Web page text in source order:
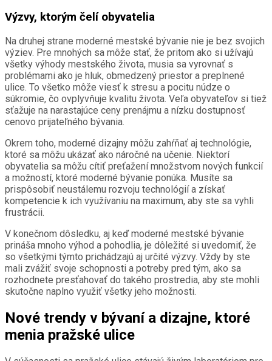
Výzvy, ktorým čelí obyvatelia
Na druhej strane moderné mestské bývanie nie je bez svojich
výziev. Pre mnohých sa môže stať, že pritom ako si užívajú
všetky výhody mestského života, musia sa vyrovnať s
problémami ako je hluk, obmedzený priestor a preplnené
ulice. To všetko môže viesť k stresu a pocitu núdze o
súkromie, čo ovplyvňuje kvalitu života. Veľa obyvateľov si tiež
sťažuje na narastajúce ceny prenájmu a nízku dostupnosť
cenovo prijateľného bývania.
Okrem toho, moderné dizajny môžu zahŕňať aj technológie,
ktoré sa môžu ukázať ako náročné na učenie. Niektorí
obyvatelia sa môžu cítiť preťažení množstvom nových funkcií
a možností, ktoré moderné bývanie ponúka. Musíte sa
prispôsobiť neustálemu rozvoju technológií a získať
kompetencie k ich využívaniu na maximum, aby ste sa vyhli
frustrácii.
V konečnom dôsledku, aj keď moderné mestské bývanie
prináša mnoho výhod a pohodlia, je dôležité si uvedomiť, že
so všetkými týmto prichádzajú aj určité výzvy. Vždy by ste
mali zvážiť svoje schopnosti a potreby pred tým, ako sa
rozhodnete presťahovať do takého prostredia, aby ste mohli
skutočne naplno využiť všetky jeho možnosti.
Nové trendy v bývaní a dizajne, ktoré
menia pražské ulice